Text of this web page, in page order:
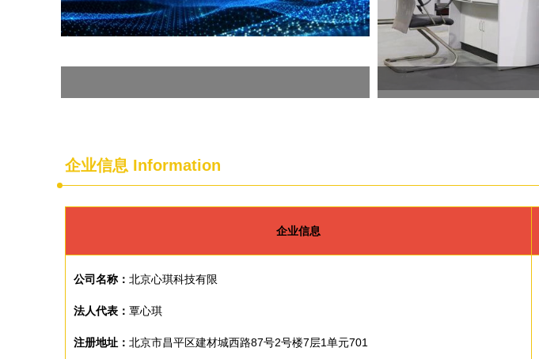
企业信息 Information
企业信息
公司名称： 北京心琪科技有限
法人代表： 覃心琪
注册地址： 北京市昌平区建材城西路87号2号楼7层1单元701